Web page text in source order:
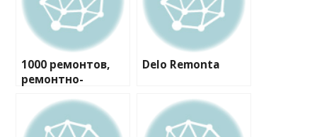
1000 ремонтов,
ремонтно-
компания
Delo Remonta